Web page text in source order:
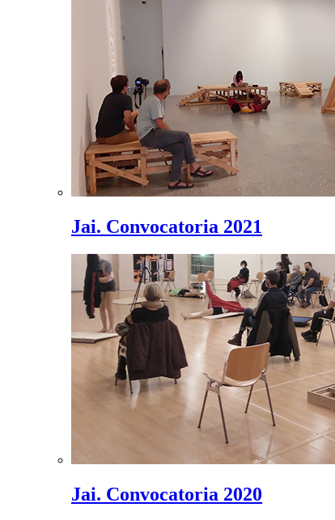
Jai. Convocatoria 2021
Jai. Convocatoria 2020